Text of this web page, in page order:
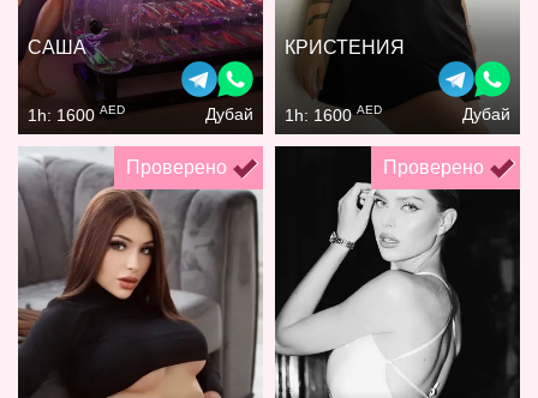
САША
1h: 1600 AED Дубай
КРИСТЕНИЯ
1h: 1600AED Дубай
Проверено Проверено